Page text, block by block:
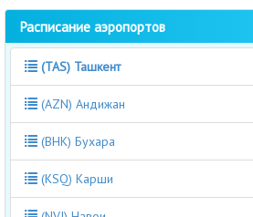
Расписание аэропортов
(TAS) Ташкент
(AZN) Андижан
(BHK) Бухара
(KSQ) Карши